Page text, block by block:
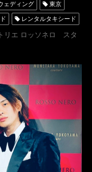
ェディング 東京
レンタルタキシード
ンタル東京
TikToker
ータキシード横浜
プル なごみ
リエ ロッソネロ スタ